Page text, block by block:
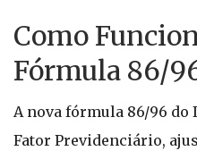
Como
Fórmula 86/
A nova fórmula 86/96 do
Fator Previdenciário,